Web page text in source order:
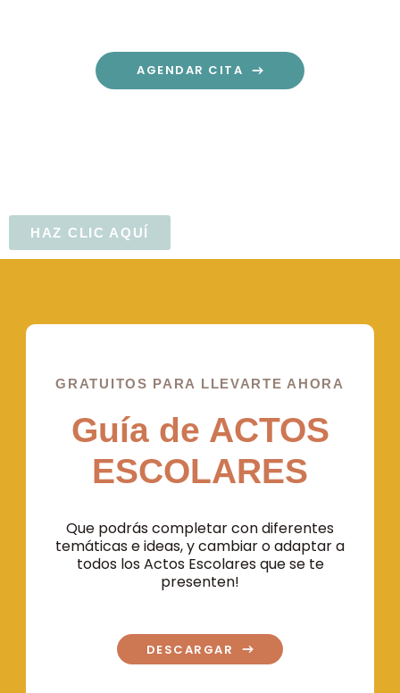
AGENDAR CITA
HAZ CLIC AQUÍ
GRATUITOS PARA LLEVARTE AHORA
Guía de ACTOS
ESCOLARES
Que podrás completar con diferentes
temáticas e ideas, y cambiar o adaptar a
todos los Actos Escolares que se te
presenten!
DESCARGAR